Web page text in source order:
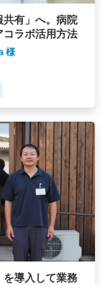
有」へ。病院
ラボ活用方法
様
を導入して業務